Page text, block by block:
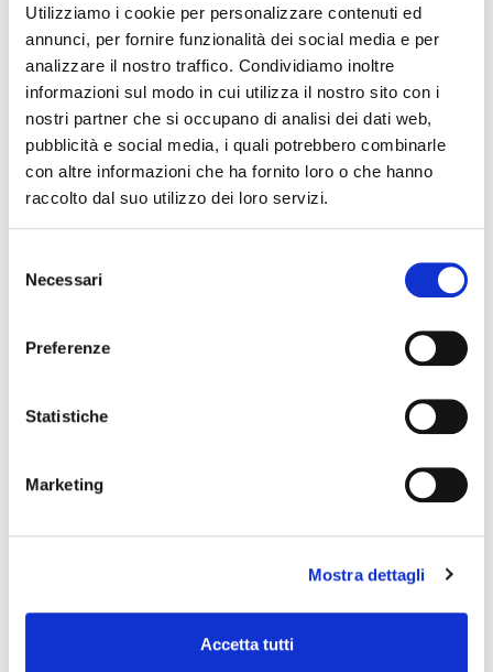
Utilizziamo i cookie per personalizzare contenuti ed
annunci, per fornire funzionalità dei social media e per
analizzare il nostro traffico. Condividiamo inoltre
informazioni sul modo in cui utilizza il nostro sito con i
nostri partner che si occupano di analisi dei dati web,
pubblicità e social media, i quali potrebbero combinarle
con altre informazioni che ha fornito loro o che hanno
raccolto dal suo utilizzo dei loro servizi.
delNecessari
Preferenze
Statistiche
Marketing
Mostra dettagli
Accetta tutti
Info:370 3618173
The editorial team is not responsible for any inaccuracies or
changes in the program of events reported. In case of
cancellation, variation, modification of the information of an
event you can write toinfotur@comune.fe.it